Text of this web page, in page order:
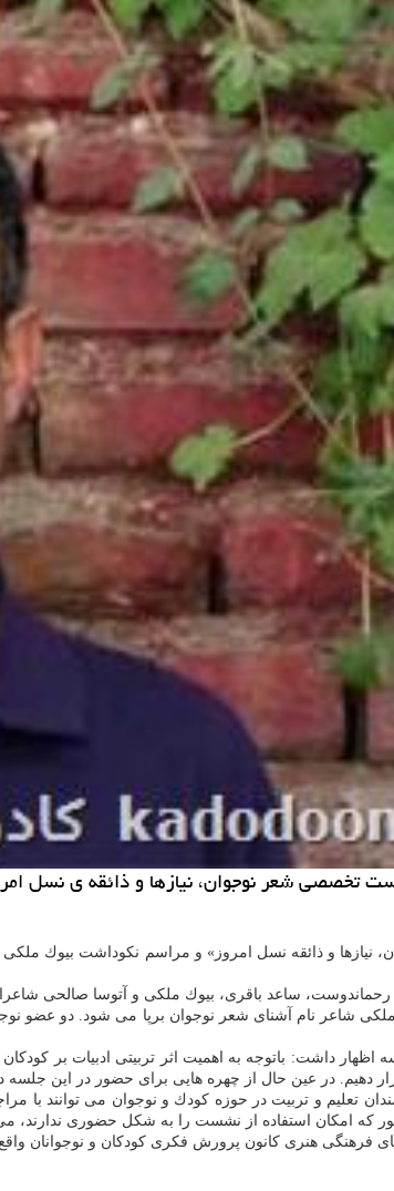
تخصصی شعر نوجوان، نیازها و ذائقه ی نسل
نسل امروز» و مراسم نكوداشت بیوك ملكی فردا سه شنبه ۱۵
ساعد باقری، بیوك ملكی و آتوسا صالحی
شاعر نام آشنای شعر نوجوان برپا می شود. دو عضو
داشت: باتوجه به اهمیت اثر تربیتی ادبیات بر
دهیم. در عین حال از چهره هایی برای حضور در این
امكان استفاده از نشست را به شكل حضوری ندارند، می